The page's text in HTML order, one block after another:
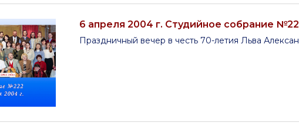
6 апреля 2004 г. Студийное собрание
Праздничный вечер в честь 70-летия Льва